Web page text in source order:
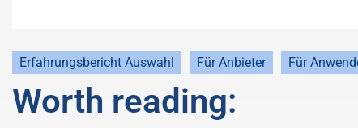
Erfahrungsbericht Auswahl Für Anbieter Für
Worth reading: